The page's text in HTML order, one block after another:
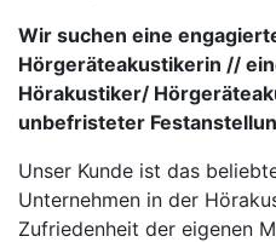
Wir suchen eine
Hörgeräteakustikerin //
Hörakustiker/
unbefristeter
Unser Kunde ist das
Unternehmen in der
Zufriedenheit der eigenen